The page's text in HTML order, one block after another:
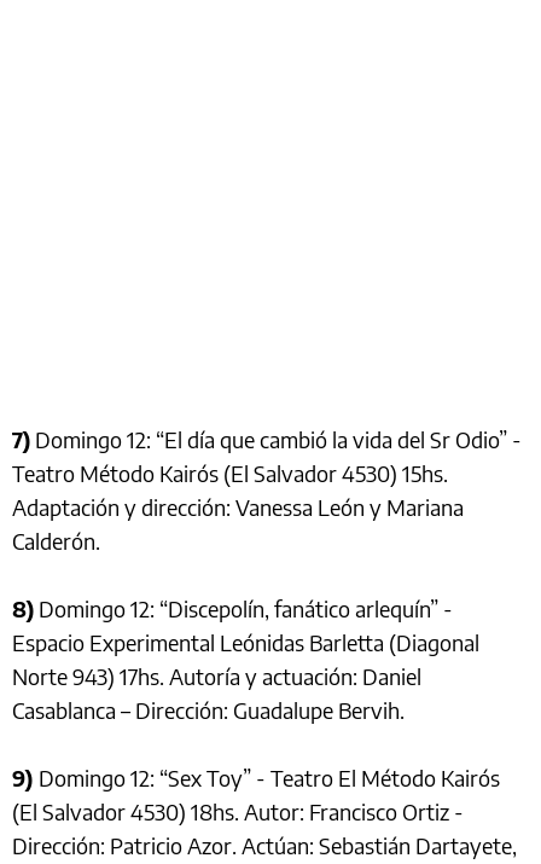
7) Domingo 12: “El día que cambió la vida del Sr Odio” -
Teatro Método Kairós (El Salvador 4530) 15hs.
Adaptación y dirección: Vanessa León y Mariana
Calderón.
8) Domingo 12: “Discepolín, fanático arlequín” -
Espacio Experimental Leónidas Barletta (Diagonal
Norte 943) 17hs. Autoría y actuación: Daniel
Casablanca – Dirección: Guadalupe Bervih.
9) Domingo 12: “Sex Toy” - Teatro El Método Kairós
(El Salvador 4530) 18hs. Autor: Francisco Ortiz -
Dirección: Patricio Azor. Actúan: Sebastián Dartayete,